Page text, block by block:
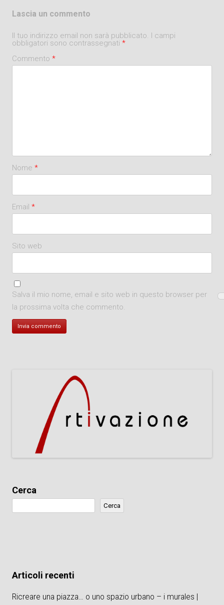
Lascia un commento
Il tuo indirizzo email non sarà pubblicato. I campi
obbligatori sono contrassegnati *
Commento *
Nome *
Email *
Sito web
Salva il mio nome, email e sito web in questo browser per
la prossima volta che commento.
Cerca
Cerca
Articoli recenti
Ricreare una piazza… o uno spazio urbano – i murales |